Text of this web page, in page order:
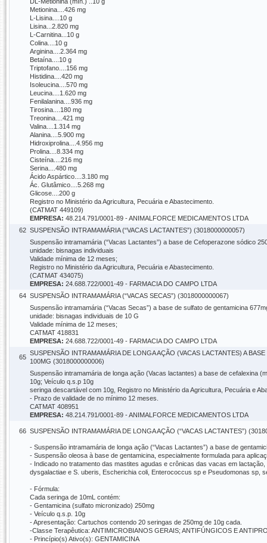
Metionina....426 mg
L-Lisina....10 g
Lisina...2.820 mg
L-Carnitina...10 g
Colina....10 g
Arginina....2.364 mg
Betaína....10 g
Triptofano....156 mg
Histidina....420 mg
Isoleucina....570 mg
Leucina....1.620 mg
Fenilalanina....936 mg
Tirosina....180 mg
Treonina....421 mg
Valina....1.314 mg
Alanina....5.900 mg
Hidroxiprolina....4.956 mg
Prolina....8.334 mg
Cisteína....216 mg
Serina....480 mg
Ácido Aspártico....3.180 mg
Ác. Glutâmico....5.268 mg
Glicose....200 g
Registro no Ministério da Agricultura, Pecuária e Abastecimento.
(CATMAT 449109)
EMPRESA: 48.214.791/0001-89 - ANIMALFORCE MEDICAMENTOS LTDA
62 SUSPENSÃO INTRAMAMÁRIA (“VACAS LACTANTES”) (3018000000057)
Suspensão intramamária (“Vacas Lactantes”) a base de Cefoperazone sódico
unidade: bisnagas individuais
Validade mínima de 12 meses;
Registro no Ministério da Agricultura, Pecuária e Abastecimento.
(CATMAT 434075)
EMPRESA: 24.688.722/0001-49 - FARMACIA DO CAMPO LTDA
64 SUSPENSÃO INTRAMAMÁRIA (“VACAS SECAS”) (3018000000067)
Suspensão intramamária (“Vacas Secas”) a base de sulfato de gentamicina
unidade: bisnagas individuais de 10 G
Validade mínima de 12 meses;
CATMAT 418831
EMPRESA: 24.688.722/0001-49 - FARMACIA DO CAMPO LTDA
65
SUSPENSÃO INTRAMAMÁRIA DE LONGA AÇÃO (VACAS LACTANTES) A
100MG (3018000000006)
Suspensão intramamária de longa ação (Vacas lactantes) a base de cefalexina
10g; Veículo q.s.p 10g
seringa descartável com 10g, Registro no Ministério da Agricultura, Pecuária e
- Prazo de validade de no mínimo 12 meses.
CATMAT 408951
EMPRESA: 48.214.791/0001-89 - ANIMALFORCE MEDICAMENTOS LTDA
66 SUSPENSÃO INTRAMAMÁRIA DE LONGA AÇÃO (“VACAS LACTANTES”)
- Suspensão intramamária de longa ação (“Vacas Lactantes”) a base de
- Suspensão oleosa à base de gentamicina, especialmente formulada para
- Indicado no tratamento das mastites agudas e crônicas das vacas em
dysgalactiae e S. uberis, Escherichia coli, Enterococcus sp e Pseudomonas sp,
- Fórmula:
Cada seringa de 10mL contém:
- Gentamicina (sulfato micronizado) 250mg
- Veículo q.s.p. 10g
- Apresentação: Cartuchos contendo 20 seringas de 250mg de 10g cada.
-Classe Terapêutica: ANTIMICROBIANOS GERAIS; ANTIFÚNGICOS E
- Princípio(s) Ativo(s): GENTAMICINA